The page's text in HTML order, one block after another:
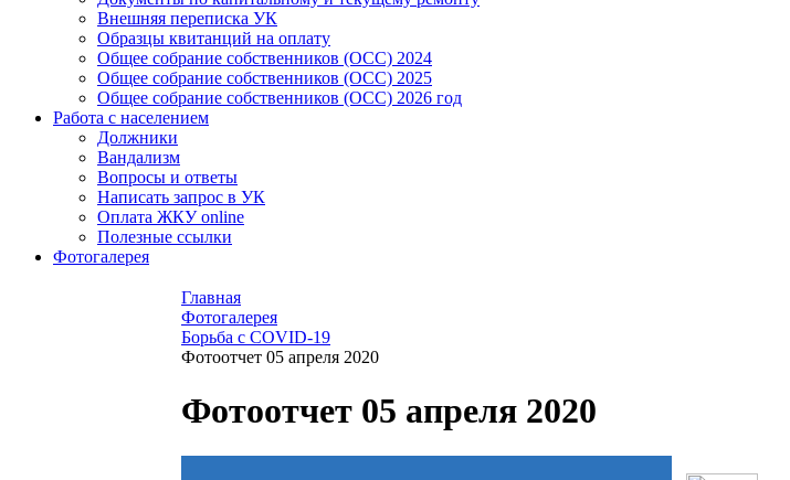
Внешняя переписка УК
Образцы квитанций на оплату
Общее собрание собственников (ОСС) 2024
Общее собрание собственников (ОСС) 2025
Общее собрание собственников (ОСС) 2026 год
Работа с населением
Должники
Вандализм
Вопросы и ответы
Написать запрос в УК
Оплата ЖКУ online
Полезные ссылки
Фотогалерея
Главная
Фотогалерея
Борьба с COVID-19
Фотоотчет 05 апреля 2020
Фотоотчет 05 апреля 2020